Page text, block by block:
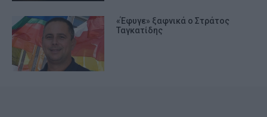
«Έφυγε» ξαφνικά ο Στράτος
Ταγκατίδης